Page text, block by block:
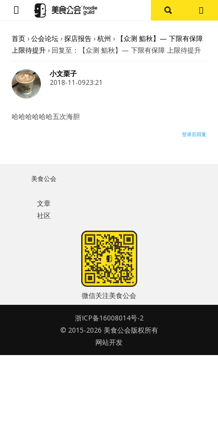
用户名或Email
记住我的登录状态
没帐号？ 注册一个
首页
探店报告
公会活动
信息发布
悬赏测评
私家厨房
首页 › 公会论坛 › 探店报告 › 杭州 ›
【众测 鮨秋】— 下限有保障
上限待提升 › 回复至：【众测 鮨秋】— 下限有保障 上限待提升
小文栗子
2018-11-0923:21
哈哈哈哈哈哈五次海胆
登录后回复
美食公会
文章
社区
微信关注美食公会
浙ICP备16008014号-2
© 2015-2026 美食公会版权所有
网站开发